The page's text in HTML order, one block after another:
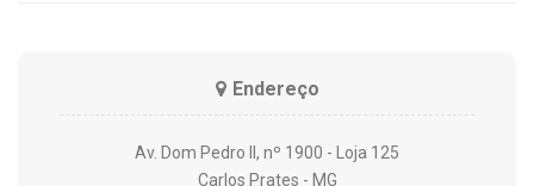
Endereço
Av. Dom Pedro II, nº 1900 - Loja 125
Carlos Prates - MG